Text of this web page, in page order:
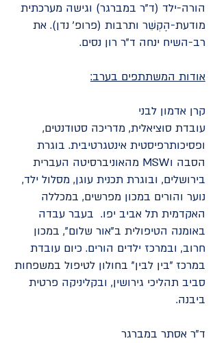
הורה-ילד (ד"ר במברגר) וגישה מערכתית
מודעת-הֶקְשֵׁר ותרבות (פרופ' נדן). את
רב-השיח ינחה ד"ר רון נסים.
אודות המשתתפים בערב:
קרן אדמון לבני
עובדת סוציאלית, מדריכה סטודנטים,
ופסיכותרפיסטית אינטגרטיבית. בוגרת
הסבה וMSW מהאוניברסיטה העברית
בירושלים, ובוגרת תכנית עוגן, מסלול ילד,
נוער והורים במכון מפרשים, במכללה
האקדמית תל אביב יפו. בעבר עבדה
באומנה הטיפולית ב"אור שלום", במכון
חרוב, ובמרכז ילדים הורים. כיום עובדת
במרכז "בין לבין" בחולון לטיפול במשפחות
סביב תהליכי גירושין, ובקליניקה פרטית
ביבנה.
ד"ר אסתר במברגר